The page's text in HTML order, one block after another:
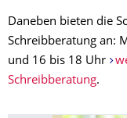
Daneben bieten die
Schreibberatung an:
und 16 bis 18 Uhr
Schreibberatung.